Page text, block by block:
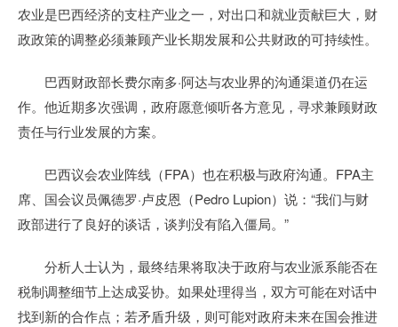
农业是巴西经济的支柱产业之一，对出口和就业贡献巨大，财
政政策的调整必须兼顾产业长期发展和公共财政的可持续性。
巴西财政部长费尔南多·阿达与农业界的沟通渠道仍在运
作。他近期多次强调，政府愿意倾听各方意见，寻求兼顾财政
责任与行业发展的方案。
巴西议会农业阵线（FPA）也在积极与政府沟通。FPA主
席、国会议员佩德罗·卢皮恩（Pedro Lupion）说：“我们与财
政部进行了良好的谈话，谈判没有陷入僵局。”
分析人士认为，最终结果将取决于政府与农业派系能否在
税制调整细节上达成妥协。如果处理得当，双方可能在对话中
找到新的合作点；若矛盾升级，则可能对政府未来在国会推进